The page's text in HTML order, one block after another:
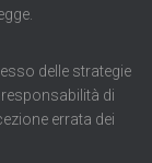
delle strategie
di
errata dei